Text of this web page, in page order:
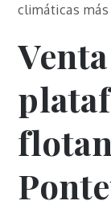
climáticas